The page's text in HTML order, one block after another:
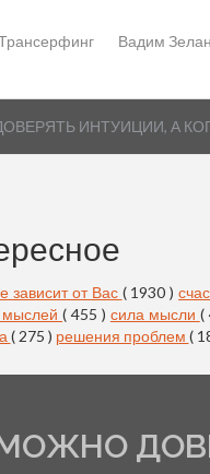
Вадим
ИНТУИЦИИ, А
зависит от Вас ( 1930 )
мыслей( 455 ) сила мысли (
( 275 ) решения проблем (